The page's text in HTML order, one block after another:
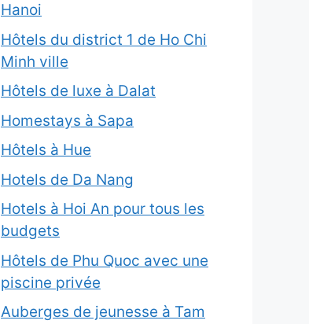
Hanoi
Hôtels du district 1 de Ho Chi
Minh ville
Hôtels de luxe à Dalat
Homestays à Sapa
Hôtels à Hue
Hotels de Da Nang
Hotels à Hoi An pour tous les
budgets
Hôtels de Phu Quoc avec une
piscine privée
Auberges de jeunesse à Tam